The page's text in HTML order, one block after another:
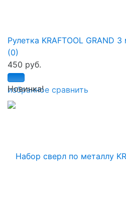
избранное сравнить
Рулетка KRAFTOOL GRAND
(0)
450 руб.
Новинка!